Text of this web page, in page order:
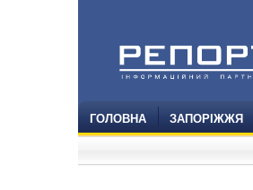
ГОЛОВНА ЗАПОРІЖЖЯ